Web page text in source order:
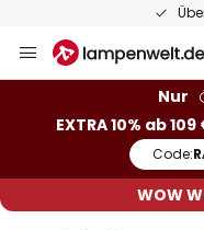
Inhalt
Nur
EXTRA 10% ab
Code:
WOW